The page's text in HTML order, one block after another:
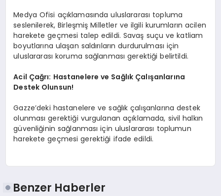
Medya Ofisi açıklamasında uluslararası topluma
seslenilerek, Birleşmiş Milletler ve ilgili kurumların acilen
harekete geçmesi talep edildi. Savaş suçu ve katliam
boyutlarına ulaşan saldırıların durdurulması için
uluslararası koruma sağlanması gerektiği belirtildi.
Acil Çağrı: Hastanelere ve Sağlık Çalışanlarına
Destek Olunsun!
Gazze’deki hastanelere ve sağlık çalışanlarına destek
olunması gerektiği vurgulanan açıklamada, sivil halkın
güvenliğinin sağlanması için uluslararası toplumun
harekete geçmesi gerektiği ifade edildi.
Benzer Haberler